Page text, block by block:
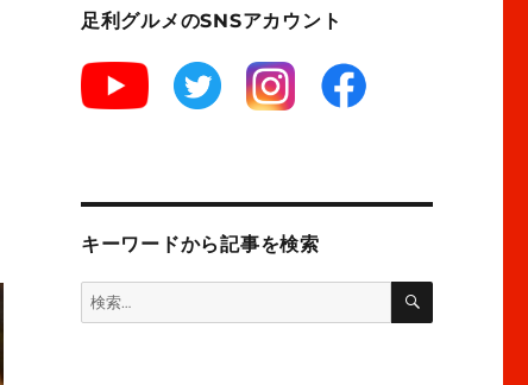
足利グルメのSNSアカウント
キーワードから記事を検索
検
索:
検